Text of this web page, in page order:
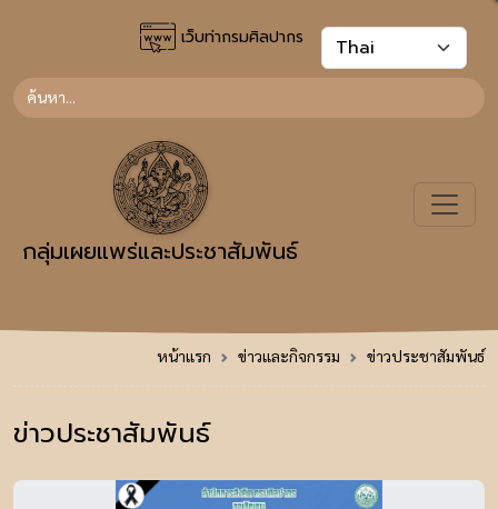
เว็บท่ากรมศิลปากร
กลุ่มเผยแพร่และประชาสัมพันธ์
หน้าแรก ข่าวและกิจกรรม ข่าวประชาสัมพันธ์
ข่าวประชาสัมพันธ์